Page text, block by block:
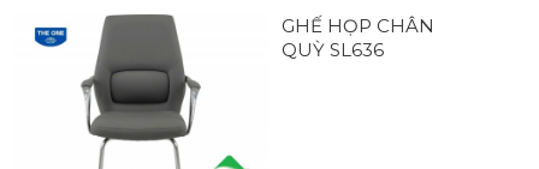
GHẾ HỌP CHÂN
QUỲ SL636